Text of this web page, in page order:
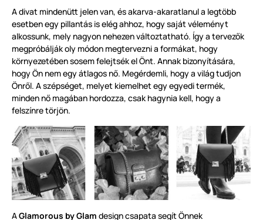
A divat mindenütt jelen van, és akarva-akaratlanul a legtöbb
esetben egy pillantás is elég ahhoz, hogy saját véleményt
alkossunk, mely nagyon nehezen változtatható. Így a tervezők
megpróbálják oly módon megtervezni a formákat, hogy
környezetében sosem felejtsék el Önt. Annak bizonyítására,
hogy Ön nem egy átlagos nő. Megérdemli, hogy a világ tudjon
Önről. A szépséget, melyet kiemelhet egy egyedi termék,
minden nő magában hordozza, csak hagynia kell, hogy a
felszínre törjön.
AGlamorous by Glam design csapata segít Önnek